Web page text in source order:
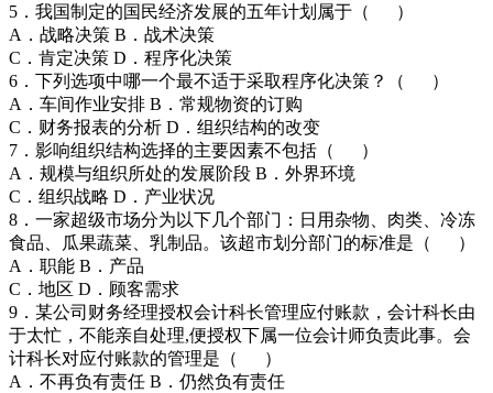
5．我国制定的国民经济发展的五年计划属于（ ）
A．战略决策 B．战术决策
C．肯定决策 D．程序化决策
6．下列选项中哪一个最不适于采取程序化决策？（ ）
A．车间作业安排 B．常规物资的订购
C．财务报表的分析 D．组织结构的改变
7．影响组织结构选择的主要因素不包括（ ）
A．规模与组织所处的发展阶段 B．外界环境
C．组织战略 D．产业状况
8．一家超级市场分为以下几个部门：日用杂物、肉类、冷冻
食品、瓜果蔬菜、乳制品。该超市划分部门的标准是（ ）
A．职能 B．产品
C．地区 D．顾客需求
9．某公司财务经理授权会计科长管理应付账款，会计科长由
于太忙，不能亲自处理,便授权下属一位会计师负责此事。会
计科长对应付账款的管理是（ ）
A．不再负有责任 B．仍然负有责任